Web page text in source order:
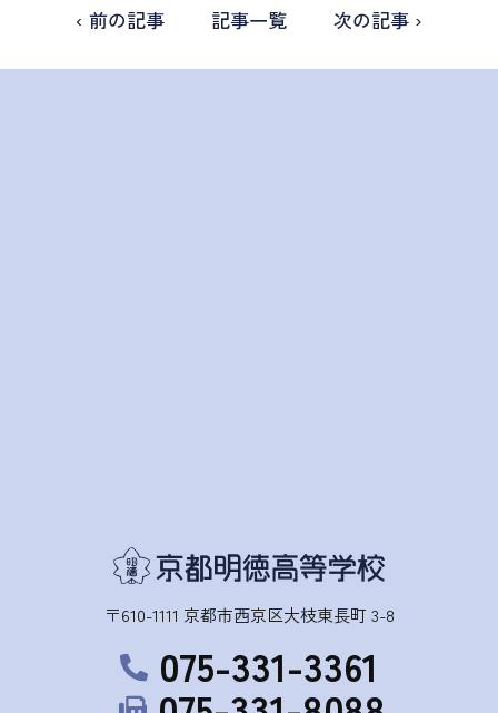
‹ 前の記事 記事一覧 次の記事 ›
〒610-1111 京都市西京区大枝東長町 3-8
075-331-3361